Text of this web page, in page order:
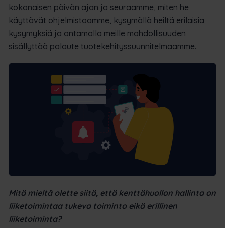
kokonaisen päivän ajan ja seuraamme, miten he
käyttävät ohjelmistoamme, kysymällä heiltä erilaisia
kysymyksiä ja antamalla meille mahdollisuuden
sisällyttää palaute tuotekehityssuunnitelmaamme.
Mitä mieltä olette siitä, että kenttähuollon hallinta on
liiketoimintaa tukeva toiminto eikä erillinen
liiketoiminta?